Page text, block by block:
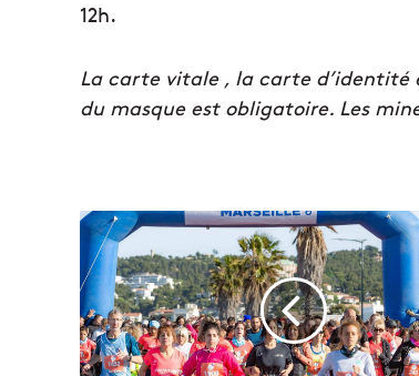
12h.
La carte vitale , la carte d’identité
du masque est obligatoire. Les
L
a
1
1
e
é
d